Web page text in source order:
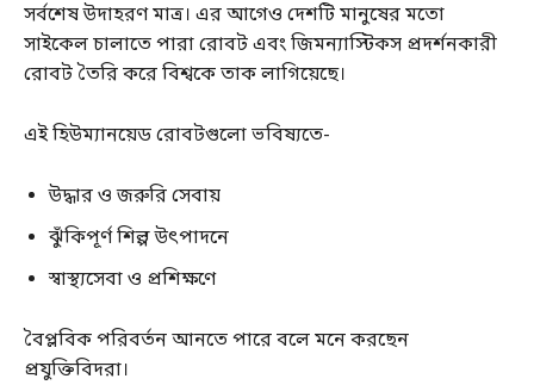
সর্বশেষ উদাহরণ মাত্র। এর আগেও দেশটি মানুষের মতো
সাইকেল চালাতে পারা রোবট এবং জিমন্যাস্টিকস প্রদর্শনকারী
রোবট তৈরি করে বিশ্বকে তাক লাগিয়েছে।
এই হিউম্যানয়েড রোবটগুলো ভবিষ্যতে-
উদ্ধার ও জরুরি সেবায়
ঝুঁকিপূর্ণ শিল্প উৎপাদনে
স্বাস্থ্যসেবা ও প্রশিক্ষণে
বৈপ্লবিক পরিবর্তন আনতে পারে বলে মনে করছেন
প্রযুক্তিবিদরা।